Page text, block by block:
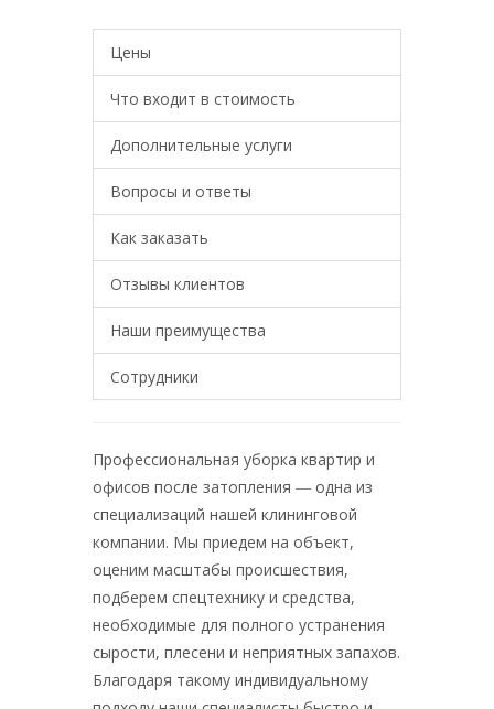
Цены
Что входит в стоимость
Дополнительные услуги
Вопросы и ответы
Как заказать
Отзывы клиентов
Наши преимущества
Сотрудники
Профессиональная уборка квартир и
офисов после затопления ― одна из
специализаций нашей клининговой
компании. Мы приедем на объект,
оценим масштабы происшествия,
подберем спецтехнику и средства,
необходимые для полного устранения
сырости, плесени и неприятных запахов.
Благодаря такому индивидуальному